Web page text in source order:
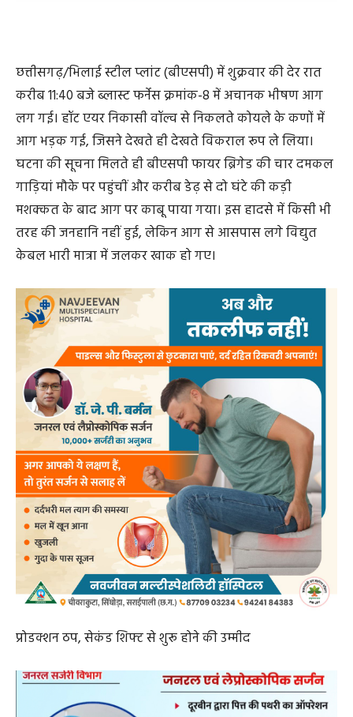
छत्तीसगढ़/भिलाई स्टील प्लांट (बीएसपी) में शुक्रवार की देर रात
करीब 11:40 बजे ब्लास्ट फर्नेस क्रमांक-8 में अचानक भीषण आग
लग गई। हॉट एयर निकासी वॉल्व से निकलते कोयले के कणों में
आग भड़क गई, जिसने देखते ही देखते विकराल रूप ले लिया।
घटना की सूचना मिलते ही बीएसपी फायर ब्रिगेड की चार दमकल
गाड़ियां मौके पर पहुंचीं और करीब डेढ़ से दो घंटे की कड़ी
मशक्कत के बाद आग पर काबू पाया गया। इस हादसे में किसी भी
तरह की जनहानि नहीं हुई, लेकिन आग से आसपास लगे विद्युत
केबल भारी मात्रा में जलकर खाक हो गए।
प्रोडक्शन ठप, सेकंड शिफ्ट से शुरू होने की उम्मीद